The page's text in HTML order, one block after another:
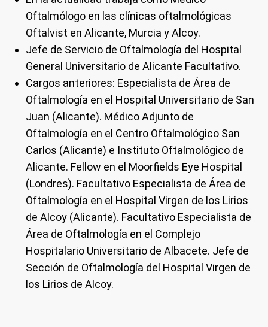
Oftalmólogo en las clínicas oftalmológicas
Oftalvist en Alicante, Murcia y Alcoy.
Jefe de Servicio de Oftalmología del Hospital
General Universitario de Alicante Facultativo.
Cargos anteriores: Especialista de Área de
Oftalmología en el Hospital Universitario de San
Juan (Alicante). Médico Adjunto de
Oftalmología en el Centro Oftalmológico San
Carlos (Alicante) e Instituto Oftalmológico de
Alicante. Fellow en el Moorfields Eye Hospital
(Londres). Facultativo Especialista de Área de
Oftalmología en el Hospital Virgen de los Lirios
de Alcoy (Alicante). Facultativo Especialista de
Área de Oftalmología en el Complejo
Hospitalario Universitario de Albacete. Jefe de
Sección de Oftalmología del Hospital Virgen de
los Lirios de Alcoy.